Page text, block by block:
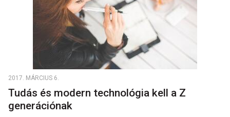
2017. MÁRCIUS 6.
Tudás és modern technológia kell a Z
generációnak